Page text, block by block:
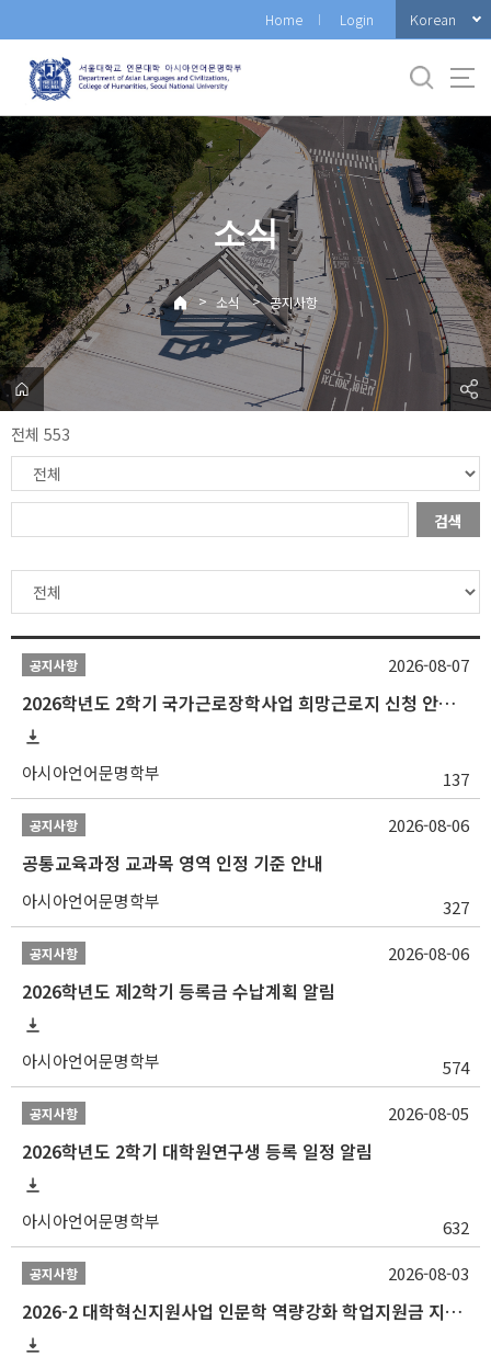
로
메
뉴
Home Login Korean
소식
> 소식 > 공지사항
전체 553
검색
공지사항
2026학년도 2학기 국가근로장학사업 희망근로지 신청 안내
아시아언어문명학부 137
2026-08-07
공지사항
공통교육과정 교과목 영역 인정 기준 안내
아시아언어문명학부 327
2026-08-06
공지사항
2026학년도 제2학기 등록금 수납계획 알림
아시아언어문명학부 574
2026-08-06
공지사항
2026학년도 2학기 대학원연구생 등록 일정 알림
아시아언어문명학부 632
2026-08-05
공지사항
2026-2 대학혁신지원사업 인문학 역량강화 학업지원금 지원 선발 안내 (학/석/박사)
2026-08-03